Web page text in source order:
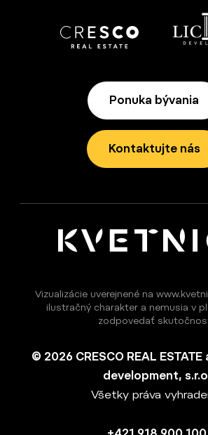
Ponuka bývania
Kontaktujte nás
Vizualizácie uverejnené na
ilustračný charakter a nemusia v
zodpovedať
© 2026 CRESCO REAL ESTATE
development,
Všetky práva